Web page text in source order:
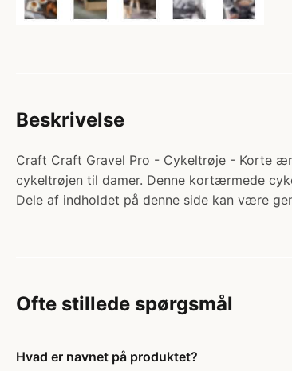
Beskrivelse
Craft Craft Gravel Pro - Cykeltrøje - Korte
cykeltrøjen til damer. Denne kortærmede
Dele af indholdet på denne side kan være
Ofte stillede spørgsmål
Hvad er navnet på produktet?